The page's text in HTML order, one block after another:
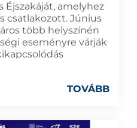
Éjszakáját, amelyhez
csatlakozott. Június
több helyszínén
eseményre várják
TOVÁBB